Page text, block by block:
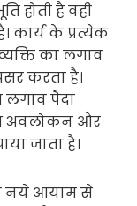
होती है वही
कार्य के प्रत्येक
का लगाव
करता है।
लगाव पैदा
अवलोकन और
जाता है।
नये आयाम से